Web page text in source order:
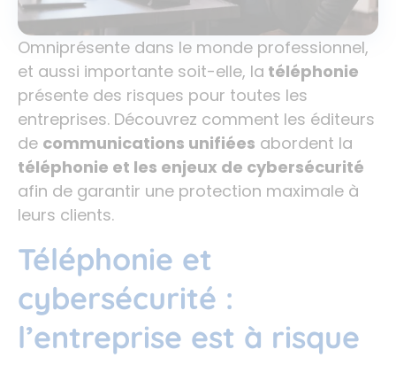
Omniprésente dans le monde professionnel,
et aussi importante soit-elle, la téléphonie
présente des risques pour toutes les
entreprises. Découvrez comment les éditeurs
de communications unifiées abordent la
téléphonie et les enjeux de cybersécurité
afin de garantir une protection maximale à
leurs clients.
Téléphonie et
cybersécurité :
l’entreprise est à risque